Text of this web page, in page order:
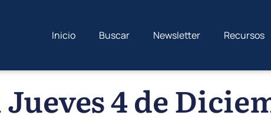
Inicio Buscar Newsletter Recursos
4 de